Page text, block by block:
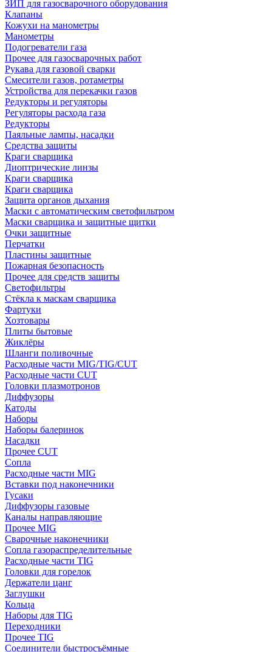
ЗИП для газосварочного оборудования
Клапаны
Кожухи на манометры
Манометры
Подогреватели газа
Прочее для газосварочных работ
Рукава для газовой сварки
Смесители газов, ротаметры
Устройства для перекачки газов
Редукторы и регуляторы
Регуляторы расхода газа
Редукторы
Паяльные лампы, насадки
Средства защиты
Краги сварщика
Диоптрические линзы
Краги сварщика
Краги сварщика
Защита органов дыхания
Маски с автоматическим светофильтром
Маски сварщика и защитные щитки
Очки защитные
Перчатки
Пластины защитные
Пожарная безопасность
Прочее для средств защиты
Светофильтры
Стёкла к маскам сварщика
Фартуки
Хозтовары
Плиты бытовые
Жиклёры
Шланги поливочные
Расходные части MIG/TIG/CUT
Расходные части CUT
Головки плазмотронов
Диффузоры
Катоды
Наборы
Наборы балеринок
Насадки
Прочее CUT
Сопла
Расходные части MIG
Вставки под наконечники
Гусаки
Диффузоры газовые
Каналы направляющие
Прочее MIG
Сварочные наконечники
Сопла газораспределительные
Расходные части TIG
Головки для горелок
Держатели цанг
Заглушки
Кольца
Наборы для TIG
Переходники
Прочее TIG
Соединители быстросъёмные